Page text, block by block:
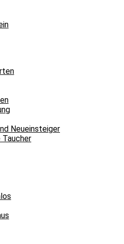
Neueinsteiger
Taucher
auf zum Clean Up
richtig anzuzeigen Erst Leo
richtig anzuzeigen Unsere Welt